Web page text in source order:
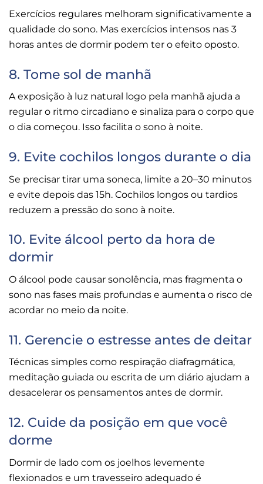
Exercícios regulares melhoram significativamente a
qualidade do sono. Mas exercícios intensos nas 3
horas antes de dormir podem ter o efeito oposto.
8. Tome sol de manhã
A exposição à luz natural logo pela manhã ajuda a
regular o ritmo circadiano e sinaliza para o corpo que
o dia começou. Isso facilita o sono à noite.
9. Evite cochilos longos durante o dia
Se precisar tirar uma soneca, limite a 20–30 minutos
e evite depois das 15h. Cochilos longos ou tardios
reduzem a pressão do sono à noite.
10. Evite álcool perto da hora de
dormir
O álcool pode causar sonolência, mas fragmenta o
sono nas fases mais profundas e aumenta o risco de
acordar no meio da noite.
11. Gerencie o estresse antes de deitar
Técnicas simples como respiração diafragmática,
meditação guiada ou escrita de um diário ajudam a
desacelerar os pensamentos antes de dormir.
12. Cuide da posição em que você
dorme
Dormir de lado com os joelhos levemente
flexionados e um travesseiro adequado é